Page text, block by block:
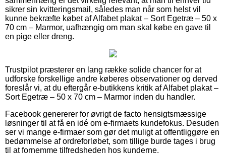
sikrer sin kvitteringsmail, således man når som helst vil
kunne bekræfte købet af Alfabet plakat – Sort Egetræ – 50 x
70 cm – Marmor, uafhængig om man skal købe en gave til
en pige eller dreng.
Trustpilot præsterer en lang række solide chancer for at
udforske forskellige andre køberes observationer og derved
foreslår vi, at du eftergår e-butikkens kritik af Alfabet plakat –
Sort Egetræ – 50 x 70 cm – Marmor inden du handler.
Facebook genererer for øvrigt de facto hensigtsmæssige
løsninger til at få en idé om e-firmaets kundefokus. Desuden
ser vi mange e-firmaer som gør det muligt at offentliggøre en
bedømmelse af ordreforløbet, som tillige burde tages i brug
til at fornemme tilfredsheden hos kunderne.